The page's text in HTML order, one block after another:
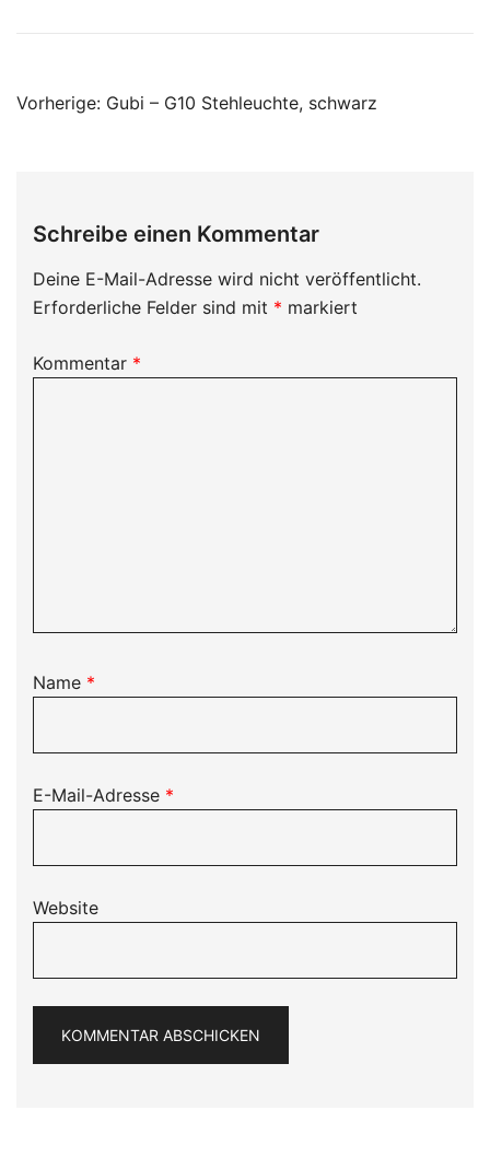
Beitragsnavigation
Vorherige: Gubi – G10 Stehleuchte, schwarz
Schreibe einen Kommentar
Deine E-Mail-Adresse wird nicht veröffentlicht.
Erforderliche Felder sind mit * markiert
Kommentar *
Name *
E-Mail-Adresse *
Website